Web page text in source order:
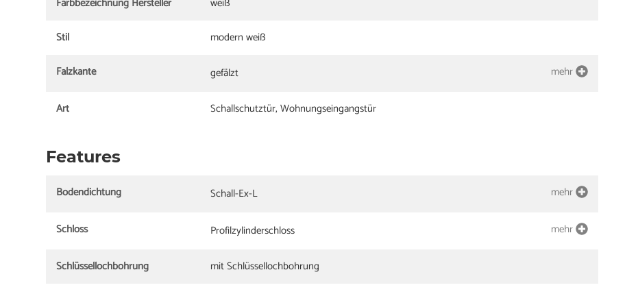
Stil
modern weiß
Falzkante
gefälzt mehr
Art Schallschutztür, Wohnungseingangstür
Features
Bodendichtung Schall-Ex-L mehr
Schloss Profilzylinderschloss mehr
Schlüssellochbohrung mit Schlüssellochbohrung